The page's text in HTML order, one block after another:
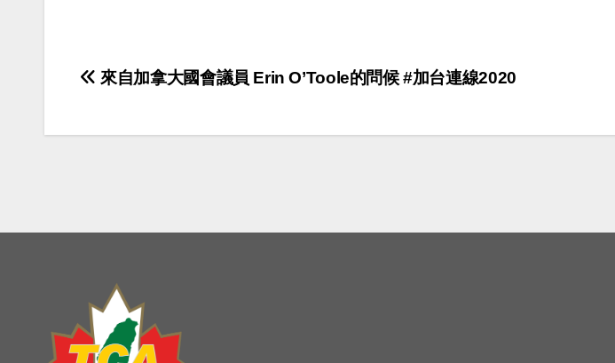
Post
來自加拿大國會議員 Erin O’Toole的問候 #加台連線2020